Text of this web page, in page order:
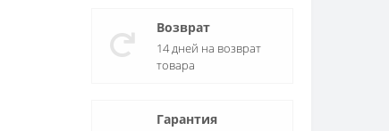
Возврат
14 дней на возврат
товара
Гарантия